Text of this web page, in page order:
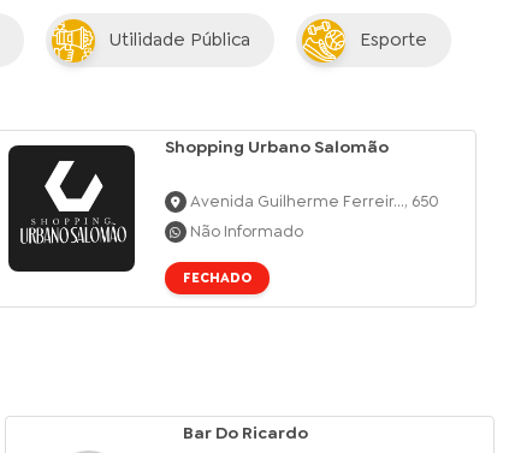
Utilidade Pública Esporte
Shopping Urbano Salomão
Avenida Guilherme Ferreir..., 650
Não Informado
FECHADO
Bar Do Ricardo